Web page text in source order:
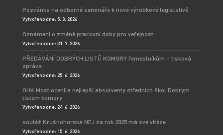
Pozvánka na odborné semináře k nové výrobkové legislativě
Vytvořeno dne: 5. 8. 2026
Oznámení o změně pracovní doby pro veřejnost
Vytvořeno dne: 31. 7. 2026
PŘEDÁVÁNÍ DOBRÝCH LISTŮ KOMORY řemeslníkům – tisková
zpráva
Vytvořeno dne: 25. 6. 2026
OHK Most ocenila nejlepší absolventy středních škol Dobrým
listem komory
Vytvořeno dne: 24. 6. 2026
soutěž Krušnohorská NEJ za rok 2025 má své vítěze
Vytvořeno dne: 15. 6. 2026